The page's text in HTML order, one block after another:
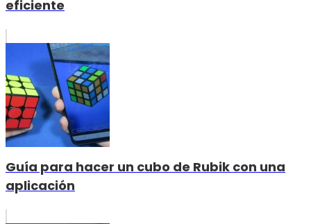
eficiente
Guía para hacer un cubo de Rubik con una
aplicación